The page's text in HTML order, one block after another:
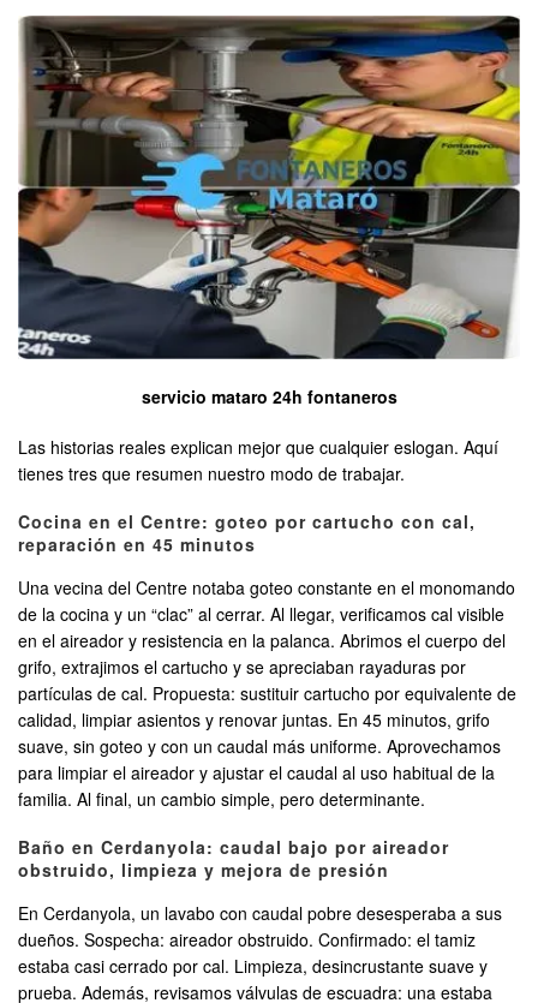
servicio mataro 24h fontaneros
Las historias reales explican mejor que cualquier eslogan. Aquí
tienes tres que resumen nuestro modo de trabajar.
Cocina en el Centre: goteo por cartucho con cal,
reparación en 45 minutos
Una vecina del Centre notaba goteo constante en el monomando
de la cocina y un “clac” al cerrar. Al llegar, verificamos cal visible
en el aireador y resistencia en la palanca. Abrimos el cuerpo del
grifo, extrajimos el cartucho y se apreciaban rayaduras por
partículas de cal. Propuesta: sustituir cartucho por equivalente de
calidad, limpiar asientos y renovar juntas. En 45 minutos, grifo
suave, sin goteo y con un caudal más uniforme. Aprovechamos
para limpiar el aireador y ajustar el caudal al uso habitual de la
familia. Al final, un cambio simple, pero determinante.
Baño en Cerdanyola: caudal bajo por aireador
obstruido, limpieza y mejora de presión
En Cerdanyola, un lavabo con caudal pobre desesperaba a sus
dueños. Sospecha: aireador obstruido. Confirmado: el tamiz
estaba casi cerrado por cal. Limpieza, desincrustante suave y
prueba. Además, revisamos válvulas de escuadra: una estaba